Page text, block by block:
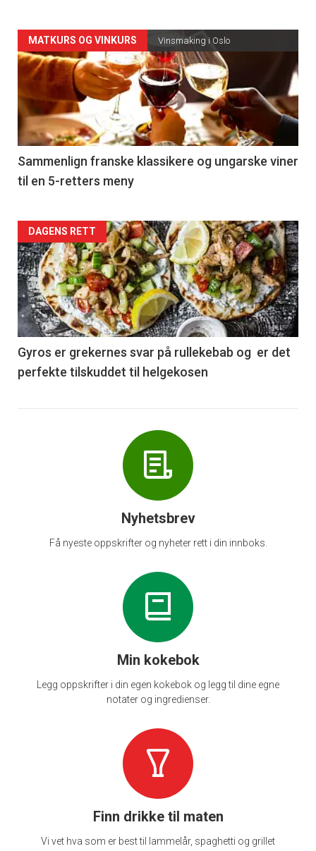
Forsiden
akkurat
nå
-
5
MATKURS OG VINKURS Vinsmaking i Oslo
Sammenlign franske klassikere og ungarske viner
til en 5-retters meny
Forsiden
akkurat
nå
-
6
DAGENS RETT
Gyros er grekernes svar på rullekebab og er det
perfekte tilskuddet til helgekosen
Nyhetsbrev
Få nyeste oppskrifter og nyheter rett i din innboks.
Min kokebok
Legg oppskrifter i din egen kokebok og legg til dine egne
notater og ingredienser.
Finn drikke til maten
Vi vet hva som er best til lammelår, spaghetti og grillet